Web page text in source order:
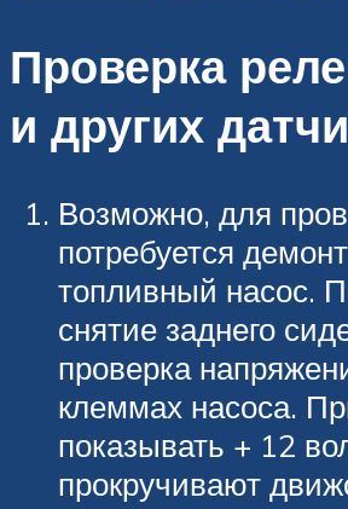
Проверка
и других
Возможно, для
потребуется
топливный насос.
снятие заднего
проверка
клеммах насоса.
показывать + 12
прокручивают